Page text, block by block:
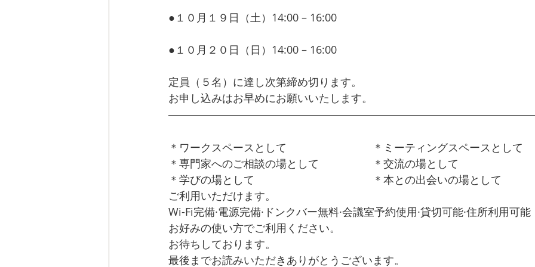
●１０月１９日（土）14:00 – 16:00
●１０月２０日（日）14:00 – 16:00
定員（５名）に達し次第締め切ります。
お申し込みはお早めにお願いいたします。
＊ワークスペースとして　　　　　　　　＊ミーティングスペースとして
＊専門家へのご相談の場として　　　　　＊交流の場として
＊学びの場として　　　　　　　　　　　＊本との出会いの場として
ご利用いただけます。
Wi-Fi完備·電源完備·ドンクバー無料·会議室予約使用·貸切可能·住所利用可能
お好みの使い方でご利用ください。
お待ちしております。
最後までお読みいただきありがとうございます。